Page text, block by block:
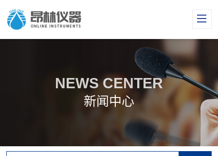
NEWS CENTER
新闻中心